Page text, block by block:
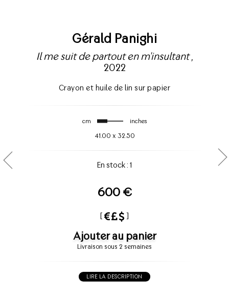
Gérald Panighi
Il me suit de partout en m'insultant,
2022
Crayon et huile de lin sur papier
cm inches
41.00 x 32.50
En stock : 1
600 €
[ ]
Ajouter au panier
Livraison sous 2 semaines
LIRE LA DESCRIPTION